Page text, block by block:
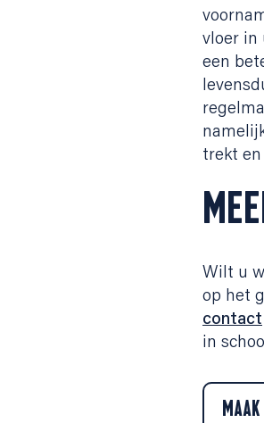
vloer in
een
trekt
Wilt u
op het
contact
in